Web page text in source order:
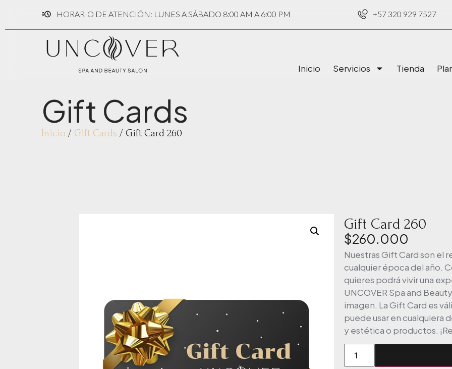
HORARIO DE ATENCIÓN: LUNES A SÁBADO 8:00 AM A 6:00 PM +57 320 929 7527
Inicio Servicios Tienda
Gift Cards
Inicio / Gift Cards / Gift Card 260
Gift Card 260
$260.000
Nuestras Gift Card son el
cualquier época del año.
quieres podrá vivir una
UNCOVER Spa and
imagen. La Gift Card es
puede usar en cualquiera
y estética o productos.